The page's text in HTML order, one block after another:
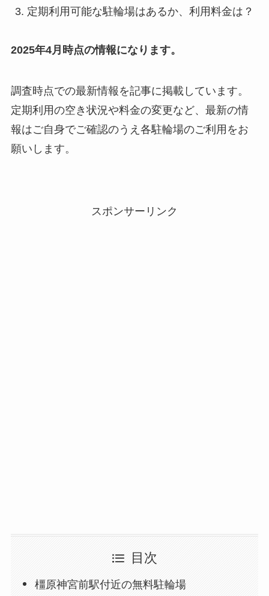
定期利用可能な駐輪場はあるか、利用料金は？
2025年4月時点の情報になります。
調査時点での最新情報を記事に掲載しています。
定期利用の空き状況や料金の変更など、最新の情
報はご自身でご確認のうえ各駐輪場のご利用をお
願いします。
スポンサーリンク
目次
橿原神宮前駅付近の無料駐輪場